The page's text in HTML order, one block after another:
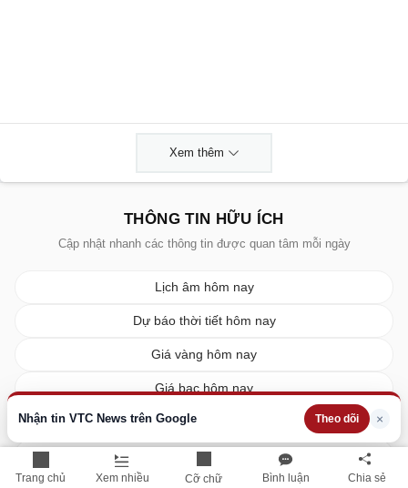
Trang chủ Xem nhiều Cỡ chữ Bình luận Chia sẻ
Nhận tin VTC News trên Google Theo dõi ×
Xem thêm
THÔNG TIN HỮU ÍCH
Cập nhật nhanh các thông tin được quan tâm mỗi ngày
Lịch âm hôm nay
Dự báo thời tiết hôm nay
Giá vàng hôm nay
Giá bạc hôm nay
Tỷ giá ngoại tệ
Giá xe ô tô